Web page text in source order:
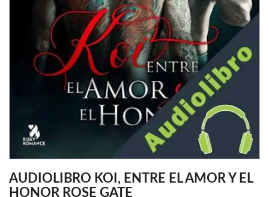
AUDIOLIBRO KOI, ENTRE EL AMOR Y EL
HONOR ROSE GATE